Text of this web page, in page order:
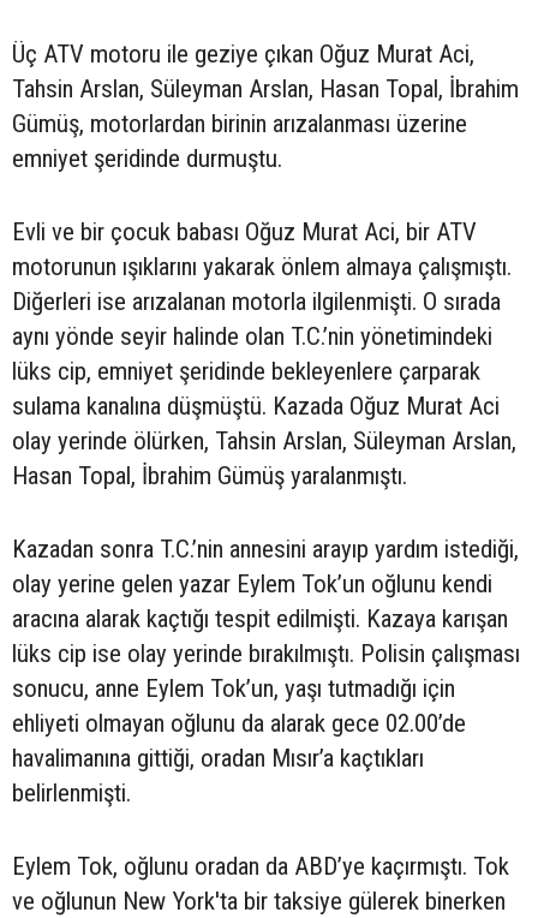
Üç ATV motoru ile geziye çıkan Oğuz Murat Aci,
Tahsin Arslan, Süleyman Arslan, Hasan Topal, İbrahim
Gümüş, motorlardan birinin arızalanması üzerine
emniyet şeridinde durmuştu.
Evli ve bir çocuk babası Oğuz Murat Aci, bir ATV
motorunun ışıklarını yakarak önlem almaya çalışmıştı.
Diğerleri ise arızalanan motorla ilgilenmişti. O sırada
aynı yönde seyir halinde olan T.C.’nin yönetimindeki
lüks cip, emniyet şeridinde bekleyenlere çarparak
sulama kanalına düşmüştü. Kazada Oğuz Murat Aci
olay yerinde ölürken, Tahsin Arslan, Süleyman Arslan,
Hasan Topal, İbrahim Gümüş yaralanmıştı.
Kazadan sonra T.C.’nin annesini arayıp yardım istediği,
olay yerine gelen yazar Eylem Tok’un oğlunu kendi
aracına alarak kaçtığı tespit edilmişti. Kazaya karışan
lüks cip ise olay yerinde bırakılmıştı. Polisin çalışması
sonucu, anne Eylem Tok’un, yaşı tutmadığı için
ehliyeti olmayan oğlunu da alarak gece 02.00’de
havalimanına gittiği, oradan Mısır’a kaçtıkları
belirlenmişti.
Eylem Tok, oğlunu oradan da ABD’ye kaçırmıştı. Tok
ve oğlunun New York'ta bir taksiye gülerek binerken